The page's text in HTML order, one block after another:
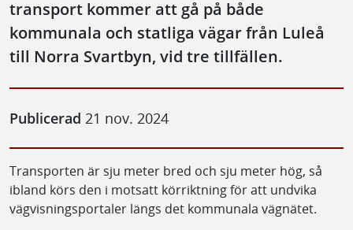
transport kommer att gå på både
kommunala och statliga vägar från Luleå
till Norra Svartbyn, vid tre tillfällen.
Publicerad 21 nov. 2024
Transporten är sju meter bred och sju meter hög, så
ibland körs den i motsatt körriktning för att undvika
vägvisningsportaler längs det kommunala vägnätet.